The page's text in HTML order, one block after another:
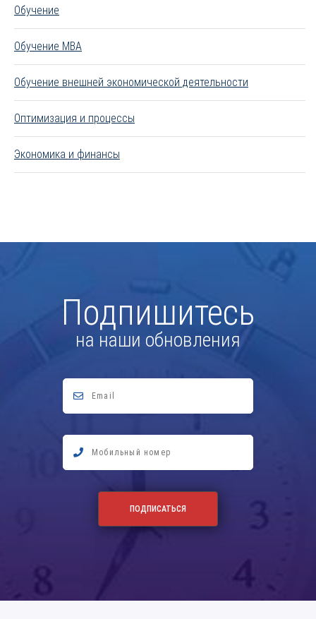
Обучение
Обучение MBA
Обучение внешней экономической деятельности
Оптимизация и процессы
Экономика и финансы
Подпишитесь
на наши обновления